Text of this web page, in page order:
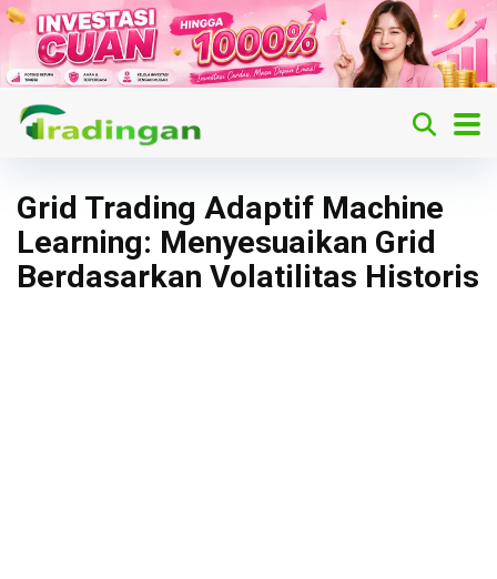
Grid Trading Adaptif Machine
Learning: Menyesuaikan Grid
Berdasarkan Volatilitas Historis